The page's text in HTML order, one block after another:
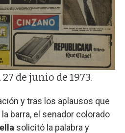
de junio de 1973.
y tras los aplausos que
barra, el senador colorado
solicitó la palabra y